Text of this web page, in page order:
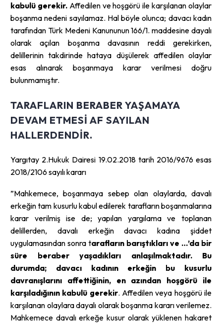
kabulü gerekir. Affedilen ve hoşgörü ile karşılanan olaylar
boşanma nedeni sayılamaz. Hal böyle olunca; davacı kadın
tarafından Türk Medeni Kanununun 166/1. maddesine dayalı
olarak açılan boşanma davasının reddi gerekirken,
delillerinin takdirinde hataya düşülerek affedilen olaylar
esas alınarak boşanmaya karar verilmesi doğru
bulunmamıştır.
TARAFLARIN BERABER YAŞAMAYA
DEVAM ETMESI AF SAYILAN
HALLERDENDIR.
Yargıtay 2.Hukuk Dairesi 19.02.2018 tarih 2016/9676 esas
2018/2106 sayılı kararı
”Mahkemece, boşanmaya sebep olan olaylarda, davalı
erkeğin tam kusurlu kabul edilerek tarafların boşanmalarına
karar verilmiş ise de; yapılan yargılama ve toplanan
delillerden, davalı erkeğin davacı kadına şiddet
uygulamasından sonra tarafların barıştıkları ve …’da bir
süre beraber yaşadıkları anlaşılmaktadır. Bu
durumda; davacı kadının erkeğin bu kusurlu
davranışlarını affettiğinin, en azından hoşgörü ile
karşıladığının kabulü gerekir. Affedilen veya hoşgörü ile
karşılanan olaylara dayalı olarak boşanma kararı verilemez.
Mahkemece davalı erkeğe kusur olarak yüklenen hakaret